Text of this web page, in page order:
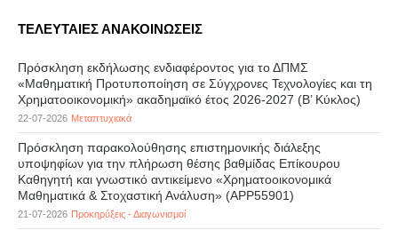
ΤΕΛΕΥΤΑΙΕΣ ΑΝΑΚΟΙΝΩΣΕΙΣ
Πρόσκληση εκδήλωσης ενδιαφέροντος για το ΔΠΜΣ
«Μαθηματική Προτυποποίηση σε Σύγχρονες Τεχνολογίες και τη
Χρηματοοικονομική» ακαδημαϊκό έτος 2026-2027 (B’ Kύκλος)
22-07-2026 Μεταπτυχιακά
Πρόσκληση παρακολούθησης επιστημονικής διάλεξης
υποψηφίων για την πλήρωση θέσης βαθμίδας Επίκουρου
Καθηγητή και γνωστικό αντικείμενο «Χρηματοοικονομικά
Μαθηματικά & Στοχαστική Ανάλυση» (APP55901)
21-07-2026 Προκηρύξεις - Διαγωνισμοί